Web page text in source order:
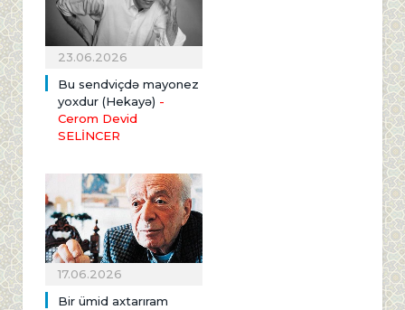
23.06.2026
Bu sendviçdə mayonez
yoxdur (Hekayə) -
Cerom Devid
SELİNCER
17.06.2026
Bir ümid axtarıram